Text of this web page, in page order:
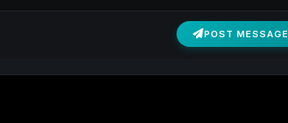
POST MESSAGE